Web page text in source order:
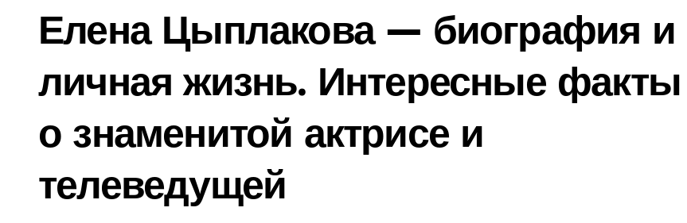
Елена Цыплакова — биография и
личная жизнь. Интересные факты
о знаменитой актрисе и
телеведущей